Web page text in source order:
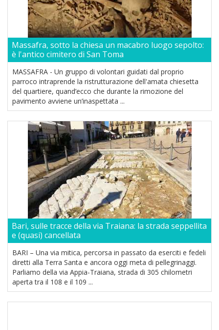
Massafra, sotto la chiesa un macabro luogo sepolto:
è l'antico cimitero di San Toma
MASSAFRA - Un gruppo di volontari guidati dal proprio
parroco intraprende la ristrutturazione dell'amata chiesetta
del quartiere, quand’ecco che durante la rimozione del
pavimento avviene un’inaspettata ...
Bari, sulle tracce della via Traiana: la strada seppellita
e (quasi) cancellata
BARI – Una via mitica, percorsa in passato da eserciti e fedeli
diretti alla Terra Santa e ancora oggi meta di pellegrinaggi.
Parliamo della via Appia-Traiana, strada di 305 chilometri
aperta tra il 108 e il 109 ...